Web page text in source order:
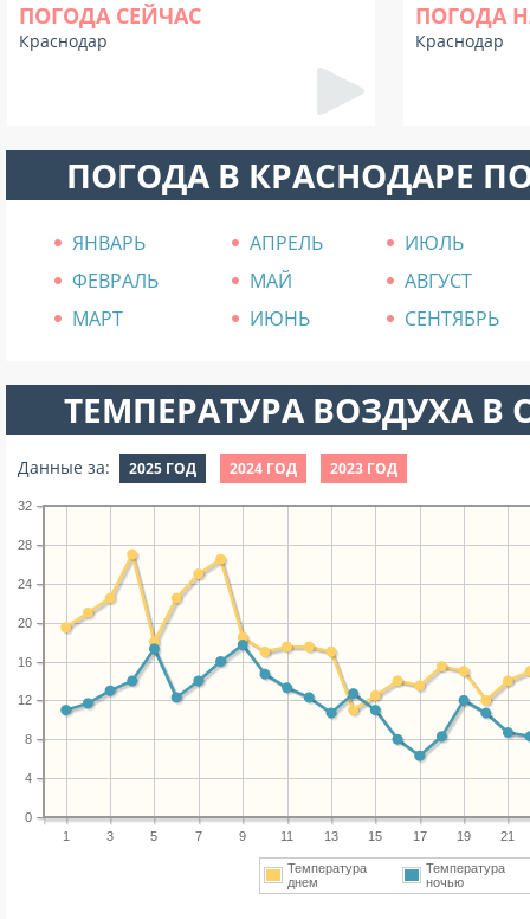
ПОГОДА СЕЙЧАС
Краснодар
ПОГОДА
Краснодар
ПОГОДА В КРАСНОДАРЕ
ЯНВАРЬ АПРЕЛЬ
ИЮЛЬ
ФЕВРАЛЬ
МАЙ
АВГУСТ
МАРТ
ИЮНЬ СЕНТЯБРЬ
ТЕМПЕРАТУРА ВОЗДУХА В
Данные за: 2025 ГОД 2024 ГОД 2023 ГОД
1 3 5 7 9 11 13 15 17 19 21
0
4
8
12
16
20
24
28
32
Температура
днем
Температура
ночью